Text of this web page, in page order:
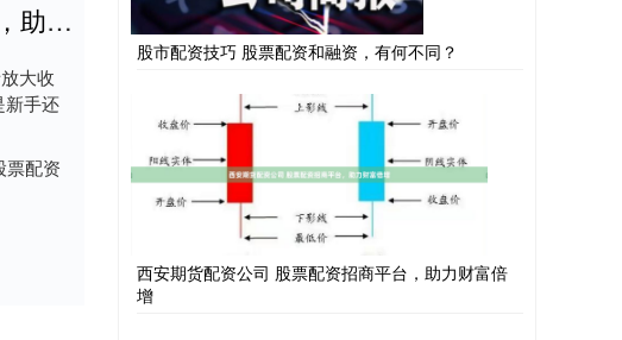
配资炒股中国股票配资网 正规股票配资平台，安全可靠，助力财富增长
大收
新手还
票配资
股市配资技巧 股票配资和融资，有何不同？
西安期货配资公司 股票配资招商平台，助力财富倍
增